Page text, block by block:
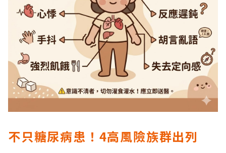
不只糖尿病患！4高風險族群出列